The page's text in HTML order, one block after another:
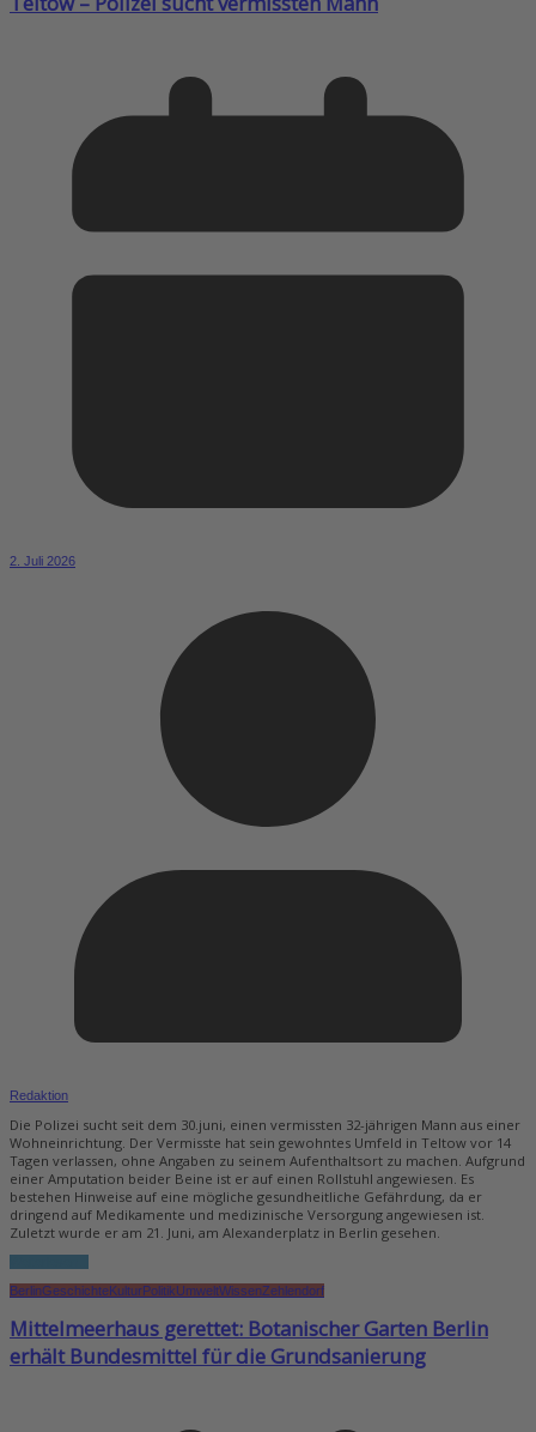
2. Juli 2026
Redaktion
Die Polizei sucht seit dem 30.juni, einen vermissten 32-jährigen Mann aus einer
Wohneinrichtung. Der Vermisste hat sein gewohntes Umfeld in Teltow vor 14
Tagen verlassen, ohne Angaben zu seinem Aufenthaltsort zu machen. Aufgrund
einer Amputation beider Beine ist er auf einen Rollstuhl angewiesen. Es
bestehen Hinweise auf eine mögliche gesundheitliche Gefährdung, da er
dringend auf Medikamente und medizinische Versorgung angewiesen ist.
Zuletzt wurde er am 21. Juni, am Alexanderplatz in Berlin gesehen.
BerlinGeschichteKulturPolitikUmweltWissenZehlendorf
Mittelmeerhaus gerettet: Botanischer Garten Berlin
erhält Bundesmittel für die Grundsanierung